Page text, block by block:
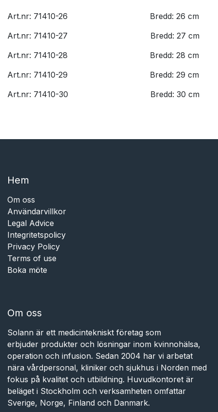
Art.nr: 71410-26
​Bredd: 26 cm
Art.nr: 71410-27
​Bredd: 27 cm
Art.nr: 71410-28
​Bredd: 28 cm
Art.nr: 71410-29
​Bredd: 29 cm
Art.nr: 71410-30
​Bredd: 30 cm
Hem​​
Om oss
Användarvillkor
Legal Advice
Integritetspolicy
Privacy Policy
Terms of use
Boka möte
Om oss
Solann är ett medicintekniskt företag som
erbjuder produkter och lösningar inom kvinnohälsa,
operation och infusion. Sedan 2004 har vi arbetat
nära vårdpersonal, kliniker och sjukhus i Norden med
fokus på kvalitet och utbildning. Huvudkontoret är
beläget i Stockholm och verksamheten omfattar
Sverige, Norge, Finland och Danmark.